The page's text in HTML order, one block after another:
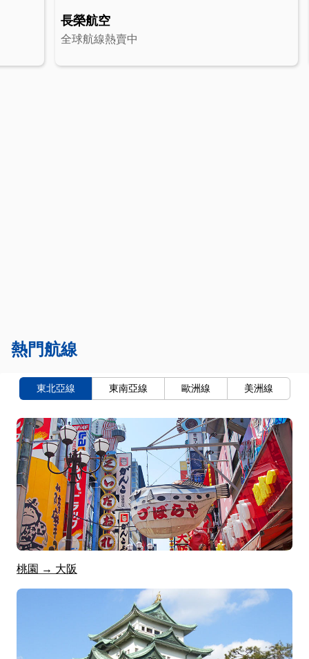
長榮航空
全球航線熱賣中
熱門航線
東北亞線 東南亞線 歐洲線 美洲線
桃園 → 大阪